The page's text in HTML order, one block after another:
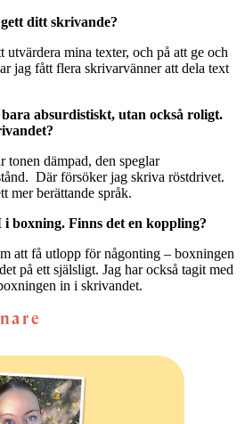
ditt skrivande?
utvärdera mina texter, och på att ge och
jag fått flera skrivarvänner att dela text
absurdistiskt, utan också roligt.
dämpad, den speglar
Där försöker jag skriva röstdrivet.
mer berättande språk.
boxning. Finns det en koppling?
att få utlopp för någonting – boxningen
på ett själsligt. Jag har också tagit med
in i skrivandet.